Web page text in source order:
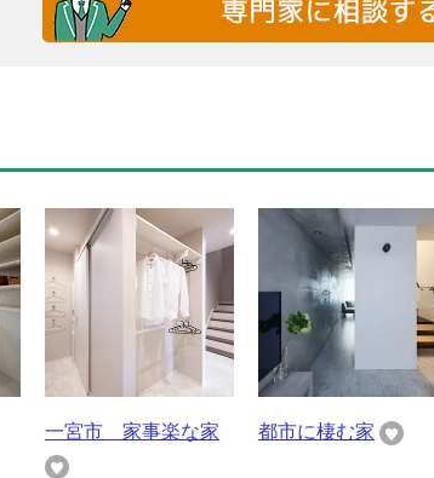
一宮市 家事楽な家 都市に棲む家